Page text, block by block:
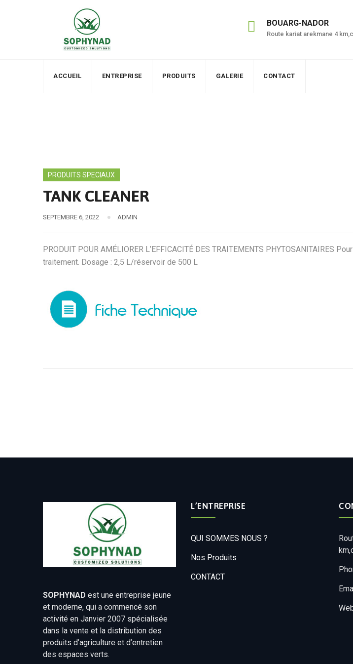
BOUARG-NADOR
Route kariat arekmane 4
ACCUEIL ENTREPRISE PRODUITS GALERIE CONTACT
PRODUITS SPECIAUX
TANK CLEANER
SEPTEMBRE 6, 2022 ADMIN
PRODUIT POUR AMÉLIORER L’EFFICACITÉ DES TRAITEMENTS
traitement. Dosage : 2,5 L/réservoir de 500 L
SOPHYNAD est une entreprise jeune
et moderne, qui a commencé son
activité en Janvier 2007 spécialisée
dans la vente et la distribution des
produits d’agriculture et d’entretien
des espaces verts.
L’ENTREPRISE
QUI SOMMES NOUS ?
Nos Produits
CONTACT